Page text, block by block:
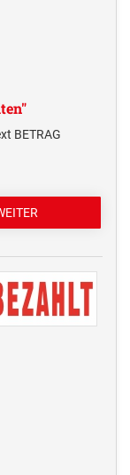
BETRAG